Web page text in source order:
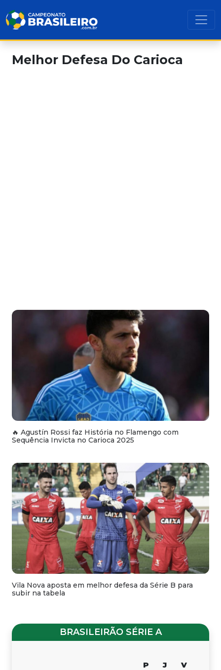
Melhor Defesa Do Carioca
🔥 Agustín Rossi faz História no Flamengo com
Sequência Invicta no Carioca 2025
Vila Nova aposta em melhor defesa da Série B para
subir na tabela
BRASILEIRÃO SÉRIE A
P J V